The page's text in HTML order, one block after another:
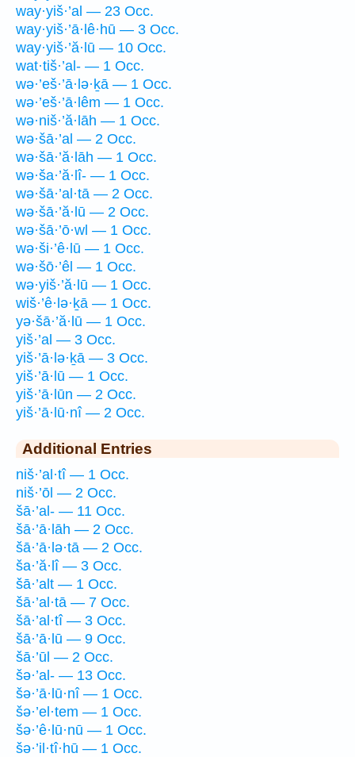
way·yiš·’al — 23 Occ.
way·yiš·’ā·lê·hū — 3 Occ.
way·yiš·’ă·lū — 10 Occ.
wat·tiš·’al- — 1 Occ.
wə·’eš·’ā·lə·ḵā — 1 Occ.
wə·’eš·’ā·lêm — 1 Occ.
wə·niš·’ă·lāh — 1 Occ.
wə·šā·’al — 2 Occ.
wə·šā·’ă·lāh — 1 Occ.
wə·ša·’ă·lî- — 1 Occ.
wə·šā·’al·tā — 2 Occ.
wə·šā·’ă·lū — 2 Occ.
wə·šā·’ō·wl — 1 Occ.
wə·ši·’ê·lū — 1 Occ.
wə·šō·’êl — 1 Occ.
wə·yiš·’ă·lū — 1 Occ.
wiš·’ê·lə·ḵā — 1 Occ.
yə·šā·’ă·lū — 1 Occ.
yiš·’al — 3 Occ.
yiš·’ā·lə·ḵā — 3 Occ.
yiš·’ā·lū — 1 Occ.
yiš·’ā·lūn — 2 Occ.
yiš·’ā·lū·nî — 2 Occ.
Additional Entries
niš·’al·tî — 1 Occ.
niš·’ōl — 2 Occ.
šā·’al- — 11 Occ.
šā·’ā·lāh — 2 Occ.
šā·’ā·lə·tā — 2 Occ.
ša·’ă·lî — 3 Occ.
šā·’alt — 1 Occ.
šā·’al·tā — 7 Occ.
šā·’al·tî — 3 Occ.
šā·’ā·lū — 9 Occ.
šā·’ūl — 2 Occ.
šə·’al- — 13 Occ.
šə·’ā·lū·nî — 1 Occ.
šə·’el·tem — 1 Occ.
šə·’ê·lū·nū — 1 Occ.
šə·’il·tî·hū — 1 Occ.